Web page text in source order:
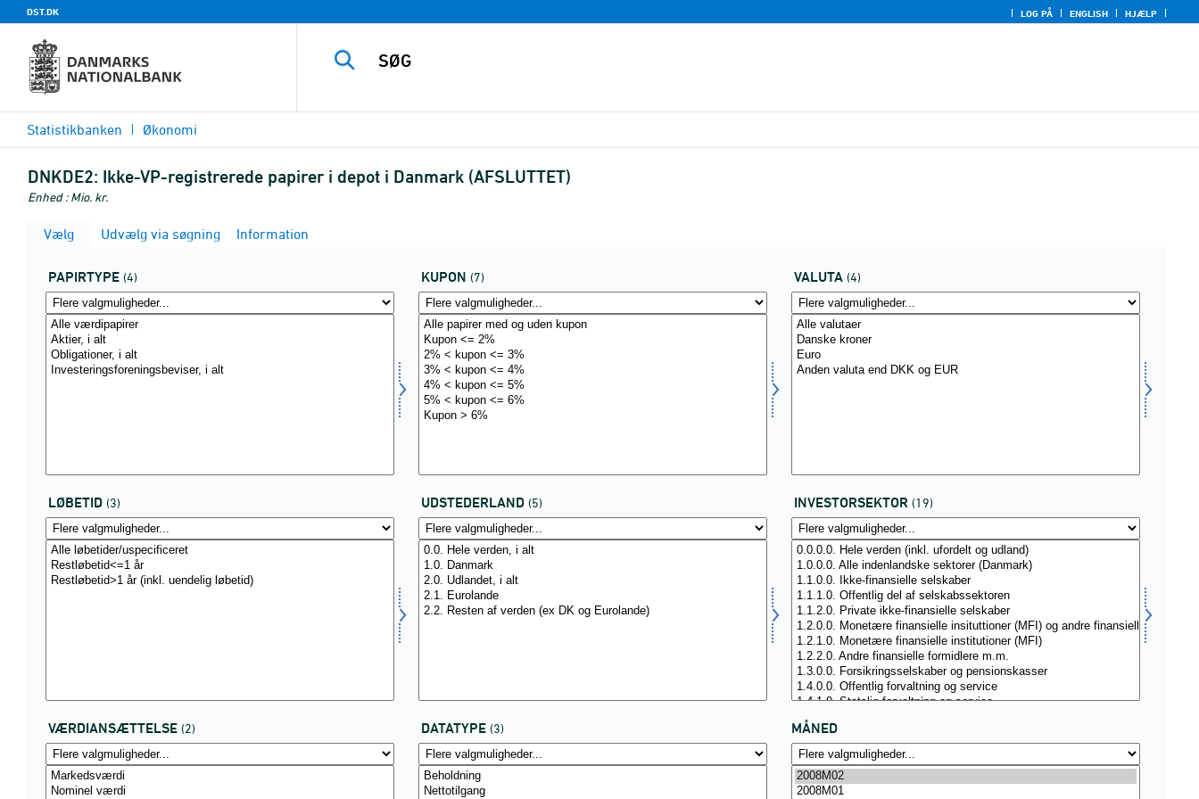
DST.DK LOG PÅ ENGLISH HJÆLP
Statistikbanken Økonomi
DNKDE2: Ikke-VP-registrerede papirer i depot i Danmark (AFSLUTTET)
Enhed : Mio. kr.
Vælg Udvælg via søgning Information
PAPIRTYPE (4) KUPON (7) VALUTA (4)
LØBETID (3) UDSTEDERLAND (5) INVESTORSEKTOR (19)
VÆRDIANSÆTTELSE (2) DATATYPE (3) MÅNED